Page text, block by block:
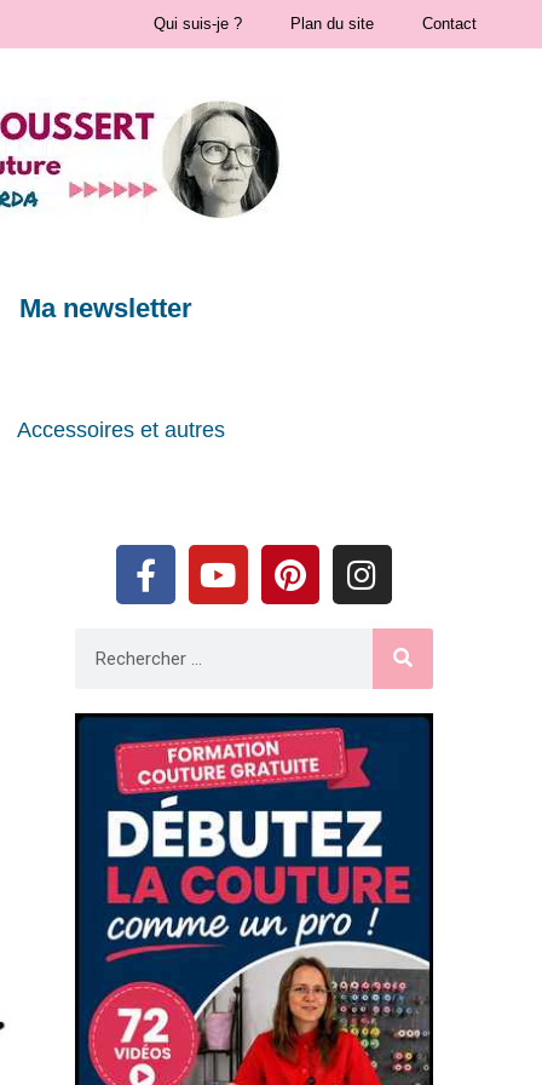
Qui suis-je ? Plan du site Contact
Ma newsletter
Accessoires et autres